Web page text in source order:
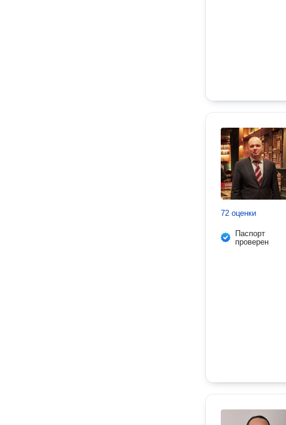
72 оценки
Паспорт
проверен